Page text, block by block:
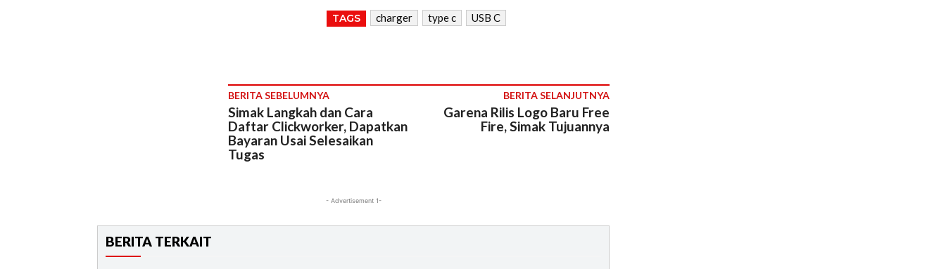
TAGS charger type c USB C
BERITA SEBELUMNYA
Simak Langkah dan Cara
Daftar Clickworker, Dapatkan
Bayaran Usai Selesaikan
Tugas
BERITA SELANJUTNYA
Garena Rilis Logo Baru Free
Fire, Simak Tujuannya
- Advertisement 1-
BERITA TERKAIT